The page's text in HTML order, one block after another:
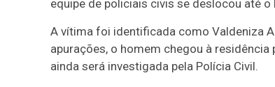
equipe de policiais civis se deslocou até
A vítima foi identificada como Valdeniza
apurações, o homem chegou à
ainda será investigada pela Polícia Civil.